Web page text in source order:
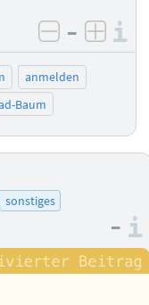
negativ
–
anmelden
Baum
sonstiges
–